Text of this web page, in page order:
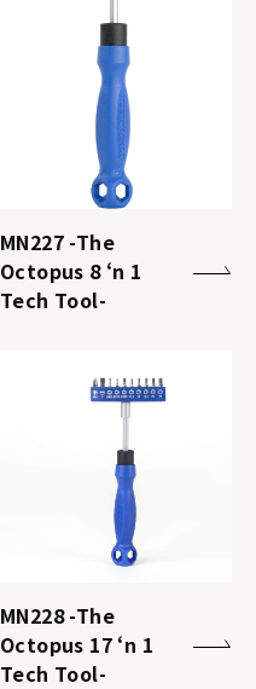
MN227 -The
Octopus 8 ‘n 1
Tech Tool-
MN228 -The
Octopus 17 ‘n 1
Tech Tool-